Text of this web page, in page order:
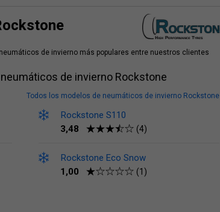
de invierno más populares entre nuestros clientes
de invierno Rockstone
Todos los modelos de neumáticos de invierno Rockstone
Rockstone S110
3,48
(4)
Rockstone Eco Snow
1,00
(1)